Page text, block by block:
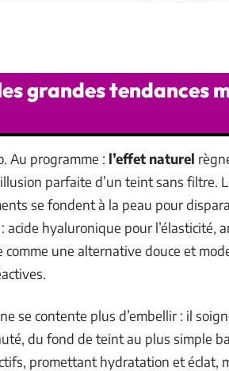
grandes tendances
Au programme : l’effet naturel
parfaite d’un teint sans filtre.
se fondent à la peau pour
acide hyaluronique pour l’élasticité,
comme une alternative douce et
se contente plus d’embellir : il
du fond de teint au plus simple
promettant hydratation et éclat,